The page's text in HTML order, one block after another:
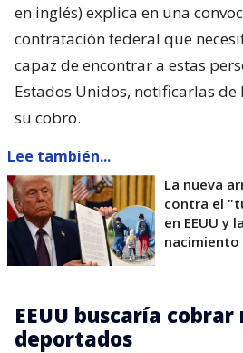
en inglés) explica en una
contratación federal que
capaz de encontrar a estas
Estados Unidos, notificarlas
su cobro.
Lee también...
La nueva
contra el
en EEUU y
nacimiento
EEUU buscaría
deportados